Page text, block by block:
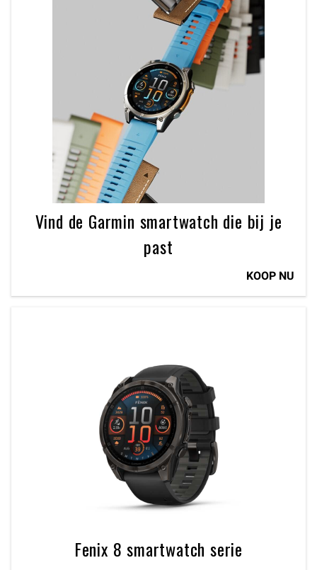
Vind de Garmin smartwatch die bij je
past
KOOP NU
Fenix 8 smartwatch serie